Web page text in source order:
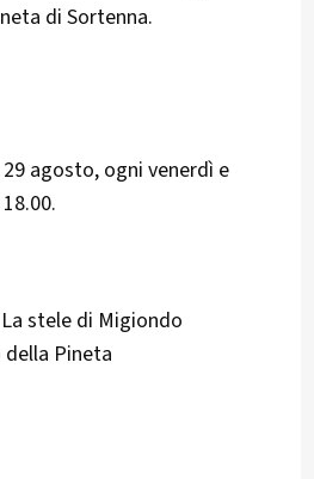
di Sortenna.
agosto, ogni venerdì e
stele di Migiondo
Pineta